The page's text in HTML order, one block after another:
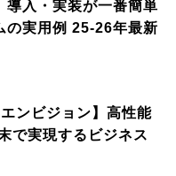
入・実装が一番簡単
の実用例 25-26年最新
ンビジョン】高性能
で実現するビジネス